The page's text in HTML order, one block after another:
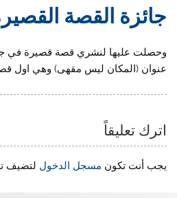
جائزة القصة
وحصلت عليها لنشري قصة قصيرة في
عنوان (المكان ليس مقهى) وهي اول
اترك تعليقاً
يجب أنت تكون مسجل الدخول لتضيف